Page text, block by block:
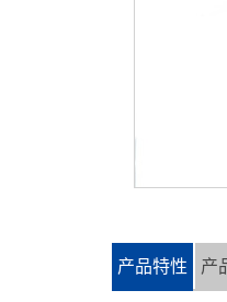
产品特性 产